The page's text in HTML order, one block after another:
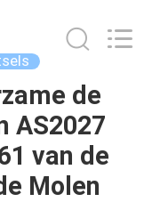
de
AS2027
van de
Molen